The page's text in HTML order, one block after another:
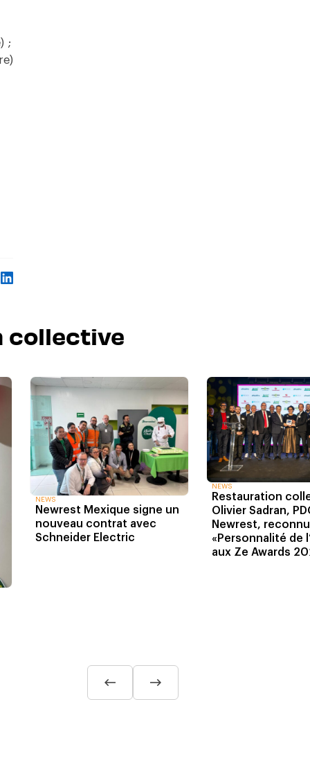
;
collective
NEWS
Newrest Mexique signe un
nouveau contrat avec
Schneider Electric
NEWS
Restauration
Olivier Sadran,
Newrest, reconnu
«Personnalité de
aux Ze Awards